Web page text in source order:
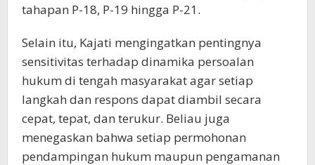
tahapan P-18, P-19 hingga P-21.
Selain itu, Kajati mengingatkan pentingnya
sensitivitas terhadap dinamika persoalan
hukum di tengah masyarakat agar setiap
langkah dan respons dapat diambil secara
cepat, tepat, dan terukur. Beliau juga
menegaskan bahwa setiap permohonan
pendampingan hukum maupun pengamanan